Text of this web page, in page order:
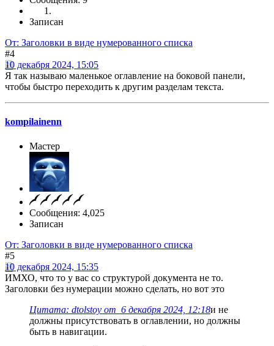
Записан
От: Заголовки в виде нумерованного списка
#4
10 декабря 2024, 15:05
Я так называю маленькое оглавление на боковой панели,
чтобы быстро переходить к другим разделам текста.
kompilainenn
Мастер
Сообщения: 4,025
Записан
От: Заголовки в виде нумерованного списка
#5
10 декабря 2024, 15:35
ИМХО, что то у вас со структурой документа не то.
Заголовки без нумерации можно сделать, но вот это
Цитата: dtolstoy от 6 декабря 2024, 12:18и не
должны присутствовать в оглавлении, но должны
быть в навигации.